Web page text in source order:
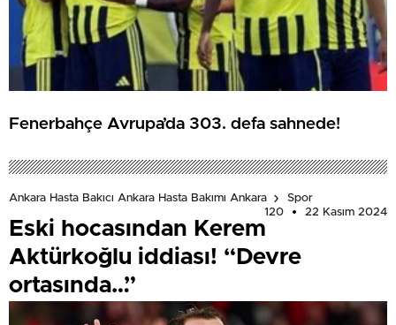
Fenerbahçe Avrupa’da 303. defa sahnede!
Ankara Hasta Bakıcı Ankara Hasta Bakımı Ankara
Spor
120
22 Kasım 2024
Eski hocasından Kerem
Aktürkoğlu iddiası! “Devre
ortasında…”